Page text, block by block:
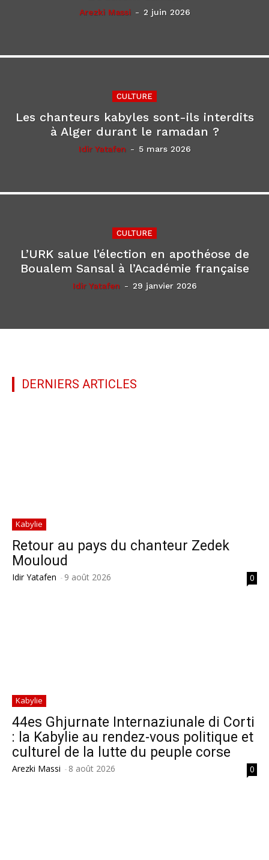
Arezki Massi - 2 juin 2026
CULTURE
Les chanteurs kabyles sont-ils interdits
à Alger durant le ramadan ?
Idir Yatafen - 5 mars 2026
CULTURE
L’URK salue l’élection en apothéose de
Boualem Sansal à l’Académie française
Idir Yatafen - 29 janvier 2026
DERNIERS ARTICLES
Kabylie
Retour au pays du chanteur Zedek
Mouloud
Idir Yatafen - 9 août 2026 0
Kabylie
44es Ghjurnate Internaziunale di Corti
: la Kabylie au rendez-vous politique et
culturel de la lutte du peuple corse
Arezki Massi - 8 août 2026 0